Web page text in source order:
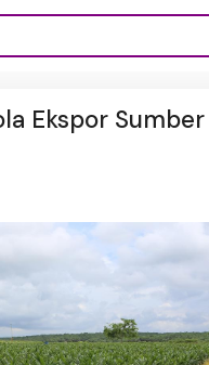
Ekspor